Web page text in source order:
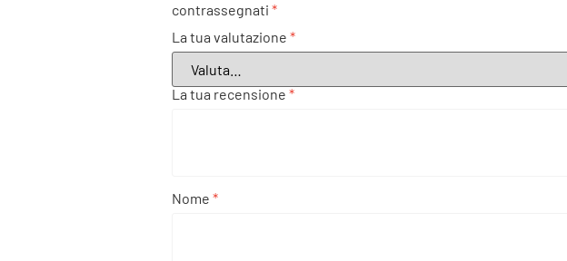
contrassegnati *
La tua valutazione *
La tua recensione *
Nome *